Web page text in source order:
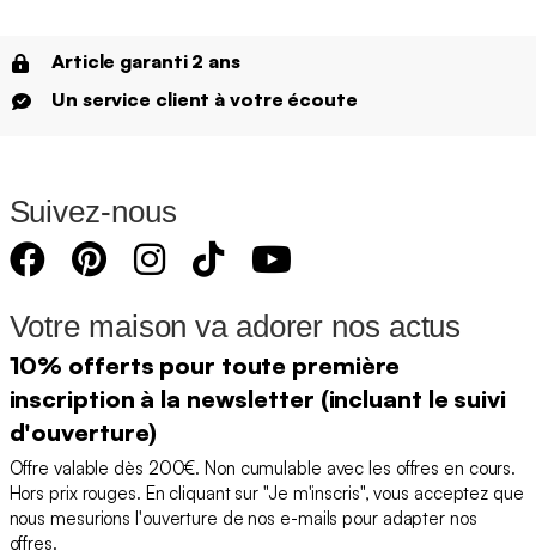
Article garanti 2 ans
Un service client à votre écoute
Suivez-nous
Votre maison va adorer nos actus
10% offerts pour toute première
inscription à la newsletter (incluant le suivi
d'ouverture)
Offre valable dès 200€. Non cumulable avec les offres en cours.
Hors prix rouges. En cliquant sur "Je m'inscris", vous acceptez que
nous mesurions l'ouverture de nos e-mails pour adapter nos
offres.